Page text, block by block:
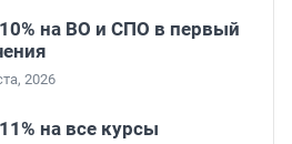
на ВО и СПО в первый
2026
на все курсы